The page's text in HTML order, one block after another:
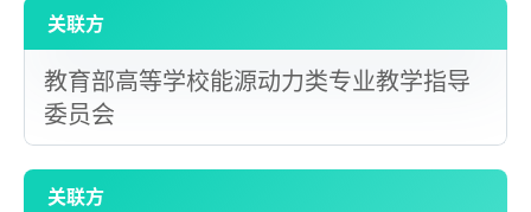
关联方
教育部高等学校能源动力类专业教学指导
委员会
关联方